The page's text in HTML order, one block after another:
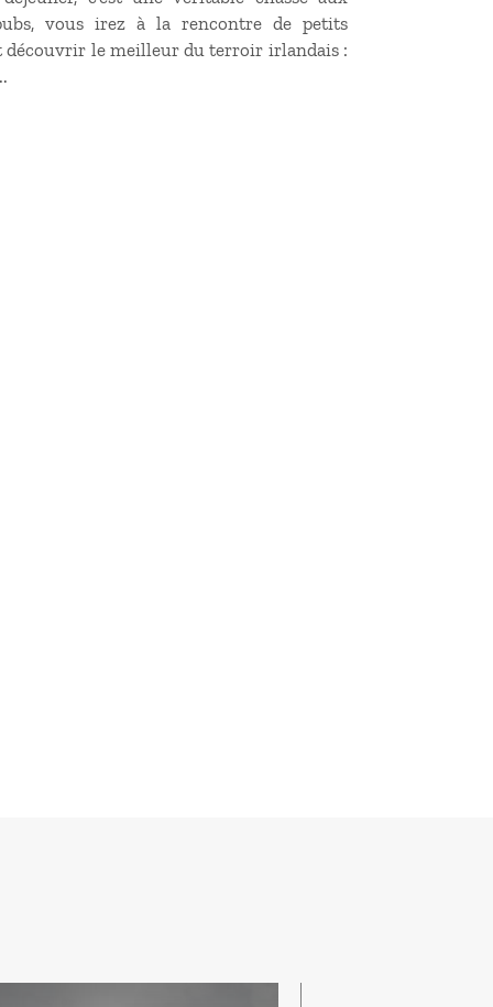
vous irez à la rencontre de petits
découvrir le meilleur du terroir irlandais :